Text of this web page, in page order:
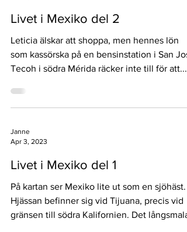
Livet i Mexiko del 2
Leticia älskar att shoppa, men hennes lön
som kassörska på en bensinstation i San
Tecoh i södra Mérida räcker inte till för att...
Janne
Apr 3, 2023
Livet i Mexiko del 1
På kartan ser Mexiko lite ut som en sjöhäst.
Hjässan befinner sig vid Tijuana, precis vid
gränsen till södra Kalifornien. Det